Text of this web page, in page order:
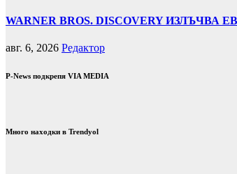
WARNER BROS. DISCOVERY
авг. 6, 2026 Редактор
P-News подкрепя VIA MEDIA
Много находки в Trendyol